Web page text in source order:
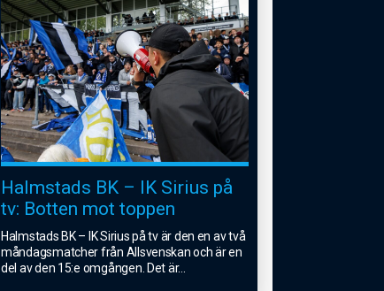
Halmstads BK – IK Sirius på
tv: Botten mot toppen
Halmstads BK – IK Sirius på tv är den en av två
måndagsmatcher från Allsvenskan och är en
del av den 15:e omgången. Det är...